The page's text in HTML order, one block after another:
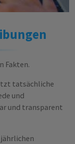
Fakten.
tatsächliche
und
und transparent